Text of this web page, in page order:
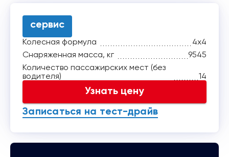
сервис
Колесная формула
4x4
Снаряженная масса, кг
9545
Количество пассажирских мест (без
водителя)
14
Узнать цену
Записаться на тест-драйв